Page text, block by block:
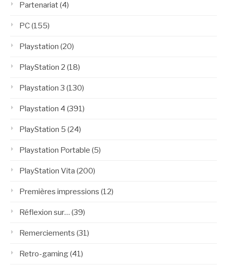
Partenariat(4)
PC(155)
Playstation (20)
PlayStation 2 (18)
Playstation 3 (130)
Playstation 4 (391)
PlayStation 5 (24)
Playstation Portable (5)
PlayStation Vita (200)
Premières impressions (12)
Réflexion sur… (39)
Remerciements (31)
Retro-gaming(41)